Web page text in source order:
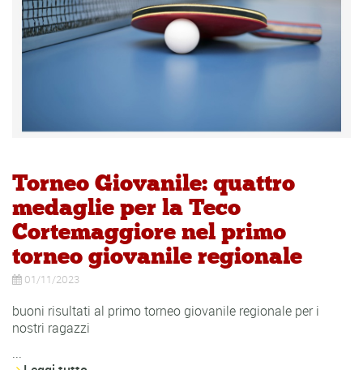
Torneo Giovanile: quattro
medaglie per la Teco
Cortemaggiore nel primo
torneo giovanile regionale
01/11/2023
buoni risultati al primo torneo giovanile regionale per i
nostri ragazzi
...